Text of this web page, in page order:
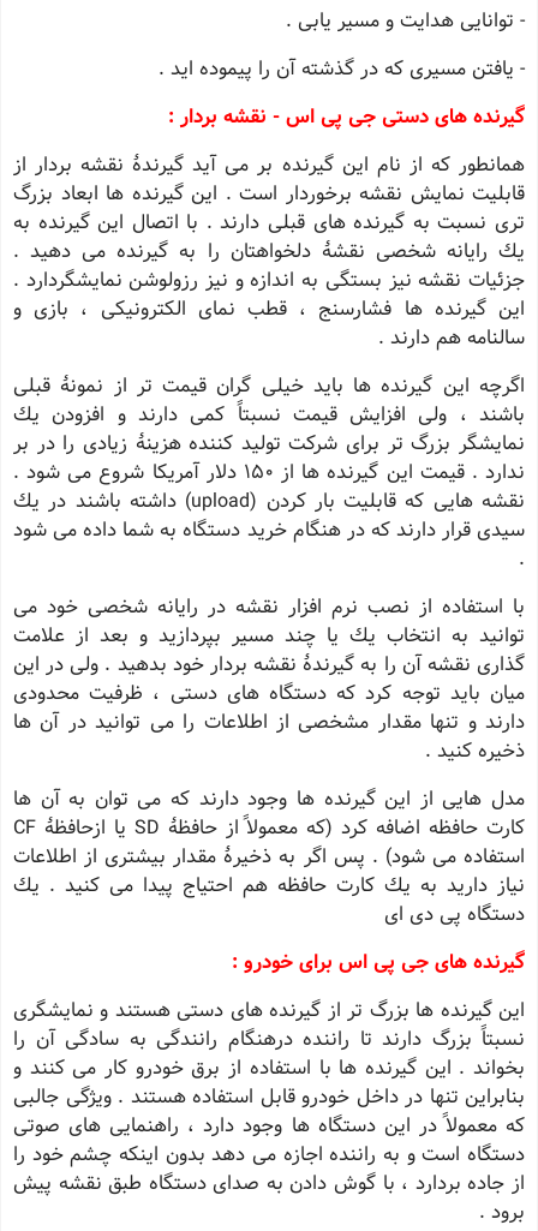
- توانایی هدایت و مسیر یابی .
- یافتن مسیری كه در گذشته آن را پیموده اید .
گیرنده های دستی جی پی اس - نقشه بردار :
همانطور كه از نام این گیرنده بر می آید گیرندهٔ نقشه بردار از
قابلیت نمایش نقشه برخوردار است . این گیرنده ها ابعاد بزرگ
تری نسبت به گیرنده های قبلی دارند . با اتصال این گیرنده به
یك رایانه شخصی نقشهٔ دلخواهتان را به گیرنده می دهید .
جزئیات نقشه نیز بستگی به اندازه و نیز رزولوشن نمایشگردارد .
این گیرنده ها فشارسنج ، قطب نمای الكترونیكی ، بازی و
سالنامه هم دارند .
اگرچه این گیرنده ها باید خیلی گران قیمت تر از نمونهٔ قبلی
باشند ، ولی افزایش قیمت نسبتاً كمی دارند و افزودن یك
نمایشگر بزرگ تر برای شركت تولید كننده هزینهٔ زیادی را در بر
ندارد . قیمت این گیرنده ها از 150 دلار آمریكا شروع می شود .
نقشه هایی كه قابلیت بار كردن (upload) داشته باشند در یك
سیدی قرار دارند كه در هنگام خرید دستگاه به شما داده می شود
.
با استفاده از نصب نرم افزار نقشه در رایانه شخصی خود می
توانید به انتخاب یك یا چند مسیر بپردازید و بعد از علامت
گذاری نقشه آن را به گیرندهٔ نقشه بردار خود بدهید . ولی در این
میان باید توجه كرد كه دستگاه های دستی ، ظرفیت محدودی
دارند و تنها مقدار مشخصی از اطلاعات را می توانید در آن ها
ذخیره كنید .
مدل هایی از این گیرنده ها وجود دارند كه می توان به آن ها
كارت حافظه اضافه كرد (كه معمولاً از حافظهٔ SD یا ازحافظهٔ CF
استفاده می شود) . پس اگر به ذخیرهٔ مقدار بیشتری از اطلاعات
نیاز دارید به یك كارت حافظه هم احتیاج پیدا می كنید . یك
دستگاه پی دی ای
گیرنده های جی پی اس برای خودرو :
این گیرنده ها بزرگ تر از گیرنده های دستی هستند و نمایشگری
نسبتاً بزرگ دارند تا راننده درهنگام رانندگی به سادگی آن را
بخواند . این گیرنده ها با استفاده از برق خودرو كار می كنند و
بنابراین تنها در داخل خودرو قابل استفاده هستند . ویژگی جالبی
كه معمولاً در این دستگاه ها وجود دارد ، راهنمایی های صوتی
دستگاه است و به راننده اجازه می دهد بدون اینكه چشم خود را
از جاده بردارد ، با گوش دادن به صدای دستگاه طبق نقشه پیش
برود .